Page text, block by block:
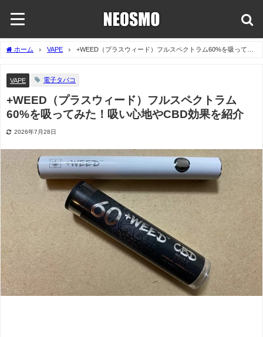
ホーム VAPE
+WEED（プラスウィード）フルスペクトラム60%を吸ってみ
VAPE 電子タバコ
+WEED（プラスウィード）フルスペクトラム
60%を吸ってみた！吸い心地やCBD効果を紹介
2026年7月28日